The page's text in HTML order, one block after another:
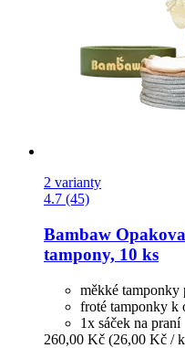
2 varianty
4.7 (45)
Bambaw
tampony, 10 ks
měkké tamponky
froté tamponky k
1x sáček na praní
260,00 Kč (26,00 Kč /